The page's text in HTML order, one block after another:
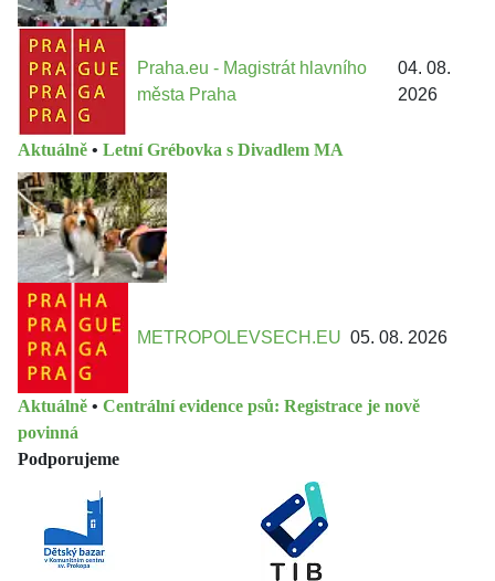
Praha.eu - Magistrát hlavního
města Praha
04. 08.
2026
Aktuálně • Letní Grébovka s Divadlem MA
METROPOLEVSECH.EU 05. 08. 2026
Aktuálně • Centrální evidence psů: Registrace je nově
povinná
Podporujeme